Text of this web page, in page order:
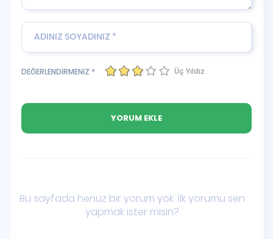
DEĞERLENDİRMENİZ * Üç Yıldız
Bu sayfada henüz bir yorum yok. İlk yorumu sen
yapmak ister misin?